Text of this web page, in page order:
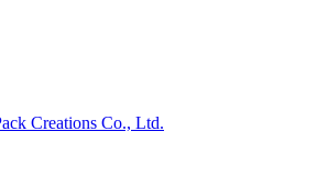
Creations Co., Ltd.